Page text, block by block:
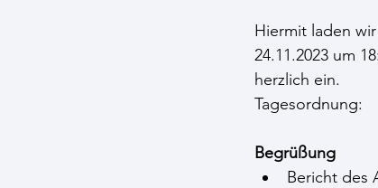
Hiermit laden
24.11.2023 um
herzlich ein.
Tagesordnung:
Begrüßung
Bericht des